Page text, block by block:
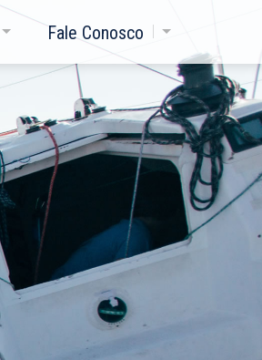
Fale Conosco